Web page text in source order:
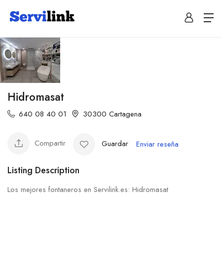
Hidromasat
640 08 40 01 30300 Cartagena
Compartir Guardar Enviar reseña
Listing Description
Los mejores fontaneros en Servilink.es: Hidromasat